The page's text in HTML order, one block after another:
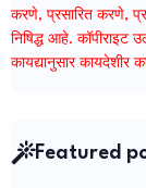
करणे, प्रसारित करणे,
निषिद्ध आहे. कॉपीराइट
कायद्यानुसार कायदेशीर
Featured